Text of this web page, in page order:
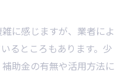
に感じますが、業者によ
るところもあります。少
助金の有無や活用方法に